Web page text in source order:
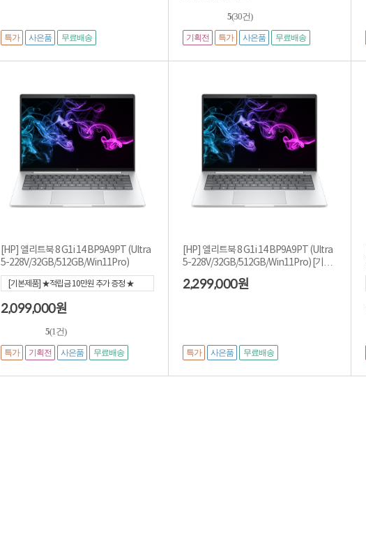
무료배송
특가 사은품
5(30건)
무료배송
기획전 특가 사은품
[HP] 엘리트북 8 G1i 14 BP9A9PT (Ultra
5-228V/32GB/512GB/Win11Pro)
[기본제품] ★적립금 10만원 추가 증정 ★
2,099,000원
5(1건)
무료배송
특가 기획전 사은품
[HP] 엘리트북 8 G1i 14 BP9A9PT (Ultra
5-228V/32GB/512GB/Win11Pro) [기본
2,299,000원
무료배송
특가 사은품